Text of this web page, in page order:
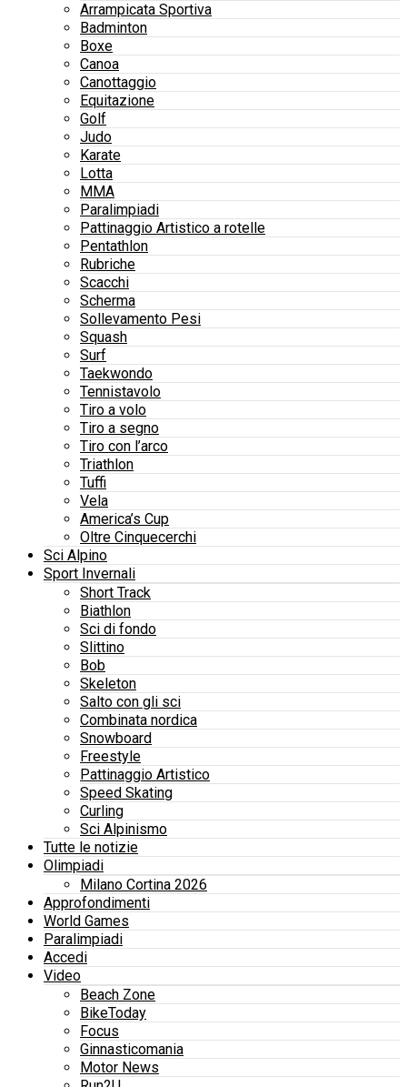
Arrampicata Sportiva
Badminton
Boxe
Canoa
Canottaggio
Equitazione
Golf
Judo
Karate
Lotta
MMA
Paralimpiadi
Pattinaggio Artistico a rotelle
Pentathlon
Rubriche
Scacchi
Scherma
Sollevamento Pesi
Squash
Surf
Taekwondo
Tennistavolo
Tiro a volo
Tiro a segno
Tiro con l’arco
Triathlon
Tuffi
Vela
America’s Cup
Oltre Cinquecerchi
Sci Alpino
Sport Invernali
Short Track
Biathlon
Sci di fondo
Slittino
Bob
Skeleton
Salto con gli sci
Combinata nordica
Snowboard
Freestyle
Pattinaggio Artistico
Speed Skating
Curling
Sci Alpinismo
Tutte le notizie
Olimpiadi
Milano Cortina 2026
Approfondimenti
World Games
Paralimpiadi
Accedi
Video
Beach Zone
BikeToday
Focus
Ginnasticomania
Motor News